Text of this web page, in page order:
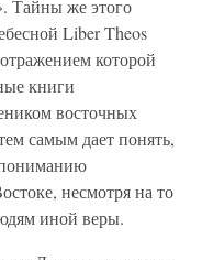
Тайны же этого
Liber Theos
которой
книги
восточных
самым дает понять,
несмотря на то
иной веры.